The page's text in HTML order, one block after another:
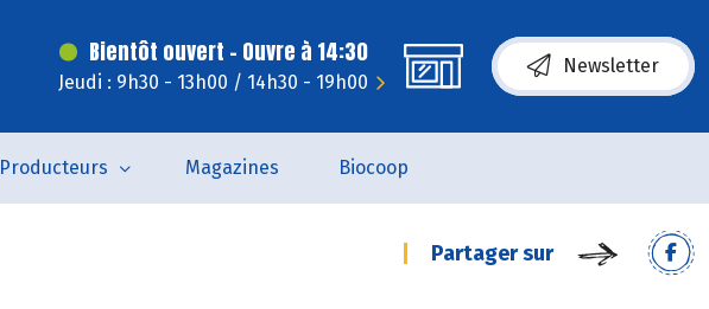
Bientôt ouvert - Ouvre à 14:30
Jeudi : 9h30 - 13h00 / 14h30 - 19h00
Newsletter
Producteurs Magazines Biocoop
Partager sur